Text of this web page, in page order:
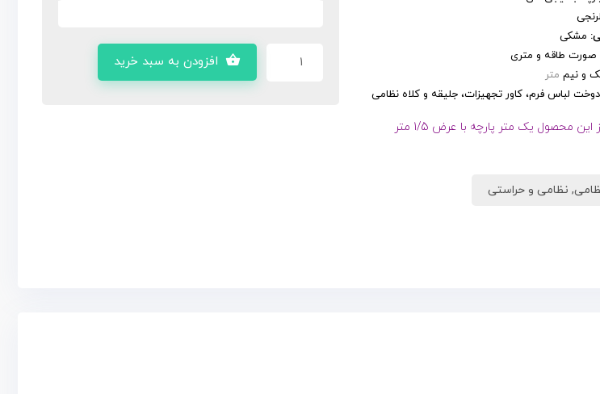
مشکی
صورت طاقه و متری
و نیم متر
دوخت لباس فرم، کاور تجهیزات، جلیقه و کلاه نظامی
به ازای خرید هر عدد از این محصول یک متر پارچه با عرض 1/5 متر
, نظامی و حراستی
افزودن به سبد خرید